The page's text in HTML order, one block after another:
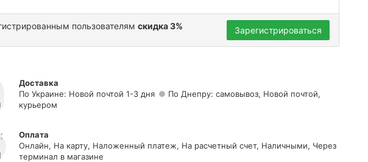
пользователям скидка 3% Зарегистрироваться
Доставка
По Украине: Новой почтой 1-3 дня
По Днепру: самовывоз, Новой почтой,
курьером
Оплата
Онлайн, На карту, Наложенный платеж, На расчетный счет, Наличными, Через
терминал в магазине